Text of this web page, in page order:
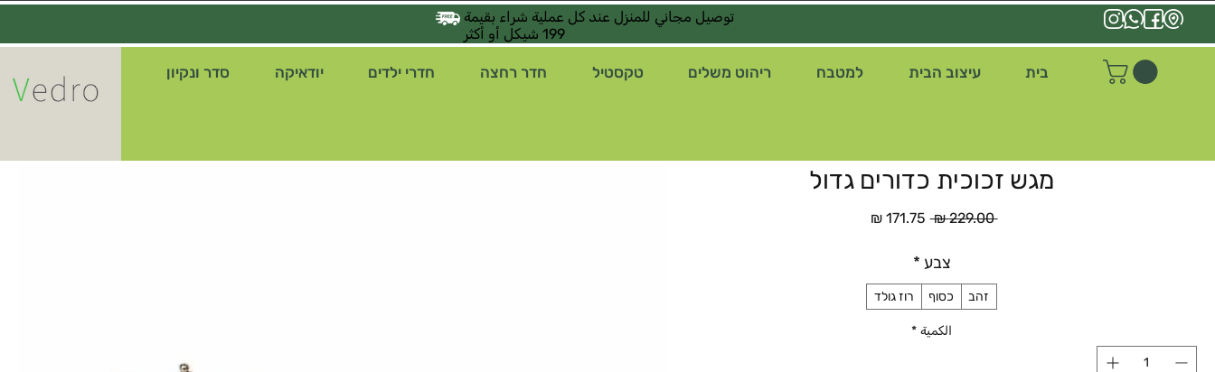
توصيل مجاني للمنزل عند كل عملية شراء بقيمة
199 شيكل أو أكثر
בית עיצוב הבית למטבח ריהוט משלים טקסטיל חדר רחצה חדרי ילדים יודאיקה סדר ונקיון
מגש זכוכית כדורים גדול
‏229.00 ₪
سعر
צבע *
זהב כסוף רוז גולד
الكمية *